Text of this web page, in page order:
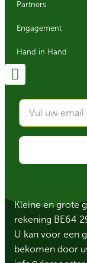
Partners
Engagement
Hand in Hand
Kleine en grote
rekening BE64
U kan voor een
bekomen door